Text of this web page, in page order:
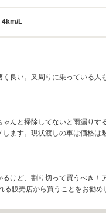
4km/L
良い。又周りに乗っている人
んと掃除してないと雨漏り
ます。現状渡しの車は価格は
けど、割り切って買うべき！
る販売店から買うことをお勧め